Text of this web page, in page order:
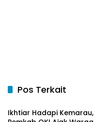
Pos Terkait
OKI Maju Bersama
Ikhtiar Hadapi Kemarau,